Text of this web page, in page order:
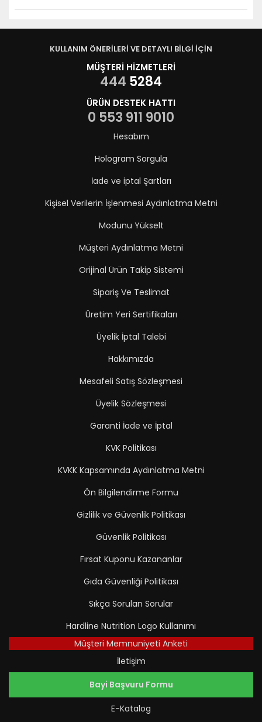
KULLANIM ÖNERİLERİ VE DETAYLI BİLGİ İÇİN
MÜŞTERİ HİZMETLERİ
444 5284
ÜRÜN DESTEK HATTI
0 553 911 9010
Hesabım
Hologram Sorgula
İade ve iptal Şartları
Kişisel Verilerin İşlenmesi Aydınlatma Metni
Modunu Yükselt
Müşteri Aydınlatma Metni
Orijinal Ürün Takip Sistemi
Sipariş Ve Teslimat
Üretim Yeri Sertifikaları
Üyelik İptal Talebi
Hakkımızda
Mesafeli Satış Sözleşmesi
Üyelik Sözleşmesi
Garanti İade ve İptal
KVK Politikası
KVKK Kapsamında Aydınlatma Metni
Ön Bilgilendirme Formu
Gizlilik ve Güvenlik Politikası
Güvenlik Politikası
Fırsat Kuponu Kazananlar
Gıda Güvenliği Politikası
Sıkça Sorulan Sorular
Hardline Nutrition Logo Kullanımı
Müşteri Memnuniyeti Anketi
İletişim
Bayi Başvuru Formu
E-Katalog